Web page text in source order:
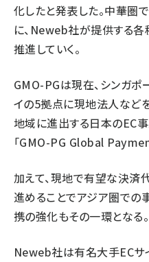
化したと発表した。中華圏
に、Neweb社が提供する
推進していく。
GMO-PGは現在、シンガポ
イの5拠点に現地法人など
地域に進出する日本のEC
「GMO-PG Global
加えて、現地で有望な決
進めることでアジア圏での
携の強化もその一環となる。
Neweb社は有名大手ECサ